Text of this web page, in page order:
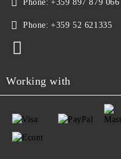
Phone: +359 897 879 066
Phone: +359 52 621335
Working with